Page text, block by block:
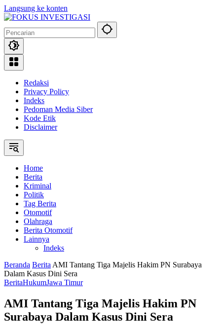
Langsung ke konten
Redaksi
Privacy Policy
Indeks
Pedoman Media Siber
Kode Etik
Disclaimer
Home
Berita
Kriminal
Politik
Tag Berita
Otomotif
Olahraga
Berita Otomotif
Lainnya
Indeks
Beranda Berita AMI Tantang Tiga Majelis Hakim PN Surabaya
Dalam Kasus Dini Sera
BeritaHukumJawa Timur
AMI Tantang Tiga Majelis Hakim PN
Surabaya Dalam Kasus Dini Sera